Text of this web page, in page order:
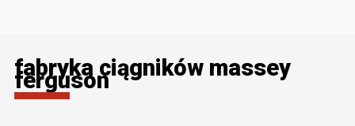
fabryka ciągników massey
ferguson